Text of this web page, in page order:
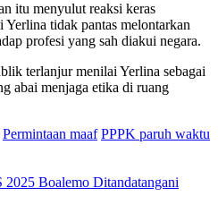
itu menyulut reaksi keras
tidak pantas melontarkan
profesi yang sah diakui negara.
terlanjur menilai Yerlina sebagai
abai menjaga etika di ruang
Permintaan maaf PPPK paruh waktu
Boalemo Ditandatangani